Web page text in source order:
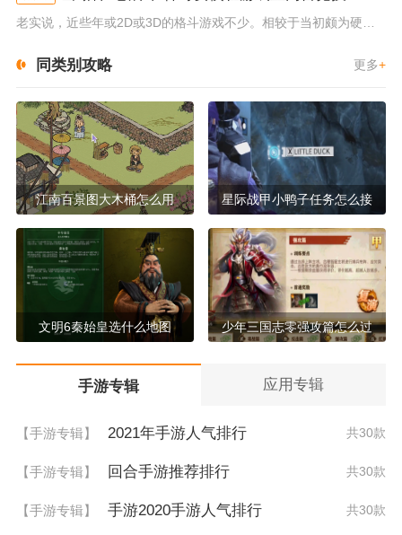
同类别攻略 更多+
江南百景图大木桶怎么用 星际战甲小鸭子任务怎么接
文明6秦始皇选什么地图 少年三国志零强攻篇怎么过
手游专辑 应用专辑
【手游专辑】 2021年手游人气排行 共30款
【手游专辑】 回合手游推荐排行 共30款
【手游专辑】 手游2020手游人气排行 共30款